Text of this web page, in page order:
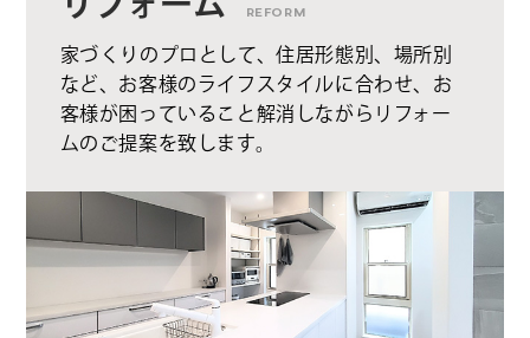
REFORM
家づくりのプロとして、住居形態別、場所別
など、お客様のライフスタイルに合わせ、お
客様が困っていること解消しながらリフォー
ムのご提案を致します。